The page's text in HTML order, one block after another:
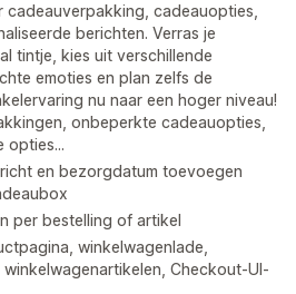
cadeauverpakking, cadeauopties,
berichten. Verras je
tintje, kies uit verschillende
emoties en plan zelfs de
nu naar een hoger niveau!
onbeperkte cadeauopties,
opties...
en bezorgdatum toevoegen
per bestelling of artikel
winkelwagenlade,
Checkout-UI-